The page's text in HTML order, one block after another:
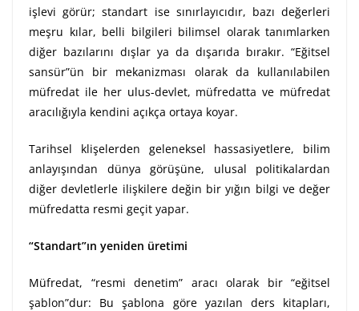
işlevi görür; standart ise sınırlayıcıdır, bazı değerleri
meşru kılar, belli bilgileri bilimsel olarak tanımlarken
diğer bazılarını dışlar ya da dışarıda bırakır. “Eğitsel
sansür”ün bir mekanizması olarak da kullanılabilen
müfredat ile her ulus-devlet, müfredatta ve müfredat
aracılığıyla kendini açıkça ortaya koyar.
Tarihsel klişelerden geleneksel hassasiyetlere, bilim
anlayışından dünya görüşüne, ulusal politikalardan
diğer devletlerle ilişkilere değin bir yığın bilgi ve değer
müfredatta resmi geçit yapar.
“Standart”ın yeniden üretimi
Müfredat, “resmi denetim” aracı olarak bir “eğitsel
şablon”dur: Bu şablona göre yazılan ders kitapları,